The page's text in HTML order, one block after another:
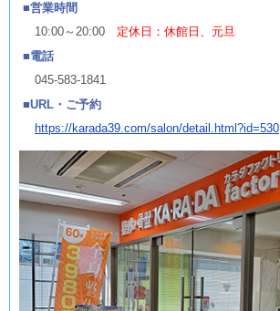
営業時間
10:00～20:00 定休日：休館日、元旦
電話
045-583-1841
URL・ご予約
https://karada39.com/salon/detail.html?id=530